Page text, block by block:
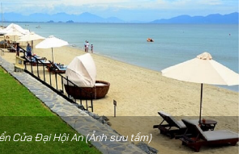
Cửa Đại Hội An (Ảnh sưu tầm)